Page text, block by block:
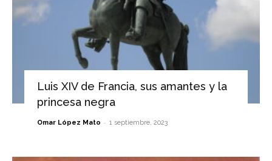
Luis XIV de Francia, sus amantes y la
princesa negra
Omar López Mato - 1 septiembre, 2023